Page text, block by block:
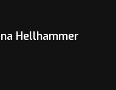
Hellhammer